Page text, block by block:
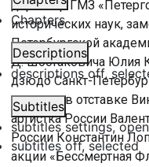
Chapters
Descriptions
descriptions off,
Subtitles
subtitles settings,
subtitles off, selected
директор ГМЗ
исторических наук,
Петербургской
Д. Шостаковича Юлия
дзюдо Санкт-
адмирал в отставке
артистка России
России Константин
акции «Бессмертная